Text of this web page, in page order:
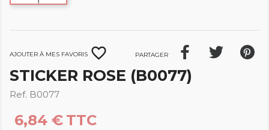
Ajouter à mes favoris favorite_border Partager
STICKER ROSE (B0077)
Ref. B0077
6,84 € TTC